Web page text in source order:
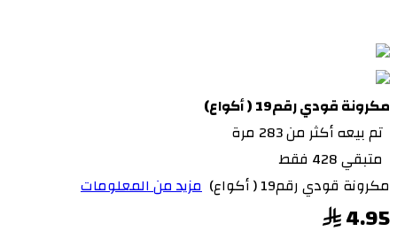
مكرونة قودي رقم19 ( أكواع)
تم بيعه أكثر من 283 مرة
متبقي 428 فقط
مكرونة قودي رقم19 ( أكواع)
مزيد من المعلومات
4.95